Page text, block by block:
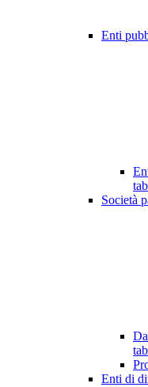
Enti
Società
Enti di